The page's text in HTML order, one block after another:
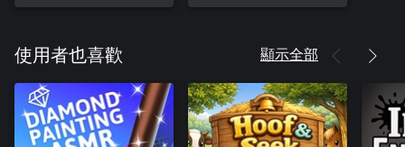
使用者也喜歡 顯示全部